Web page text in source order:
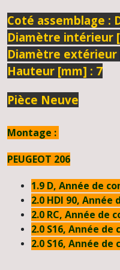
Coté assemblage :
Diamètre intérieur
Diamètre extérieur
Hauteur [mm] : 7
Pièce Neuve
Montage :
PEUGEOT 206
1.9 D, Année de
2.0 HDI 90, Année
2.0 RC, Année de
2.0 S16, Année de
2.0 S16, Année de